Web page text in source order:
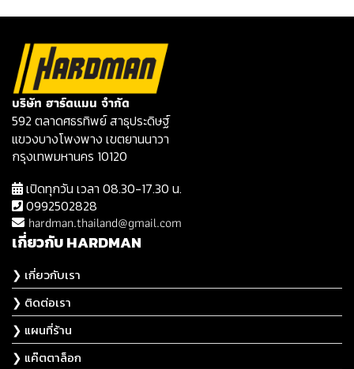
บริษัท ฮาร์ดแมน จำกัด
592 ตลาดศธรทิพย์ สาธุประดิษฐ์
แขวงบางโพงพาง เขตยานนาวา
กรุงเทพมหานคร 10120
เปิดทุกวัน เวลา 08.30-17.30 น.
0992502828
hardman.thailand@gmail.com
เกี่ยวกับ HARDMAN
❯ เกี่ยวกับเรา
❯ ติดต่อเรา
❯ แผนที่ร้าน
❯ แค๊ตตาล็อก